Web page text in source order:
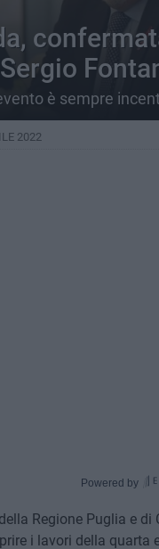
è sempre
2022
Powered by
Regione Puglia e
i lavori della quarta